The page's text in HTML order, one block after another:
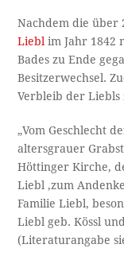
Nachdem die über
Liebl im Jahr 1842
Bades zu Ende
Besitzerwechsel.
Verbleib der Liebls
„Vom Geschlecht
altersgrauer
Höttinger Kirche,
Liebl ‚zum
Familie Liebl,
Liebl geb. Kössl
(Literaturangabe